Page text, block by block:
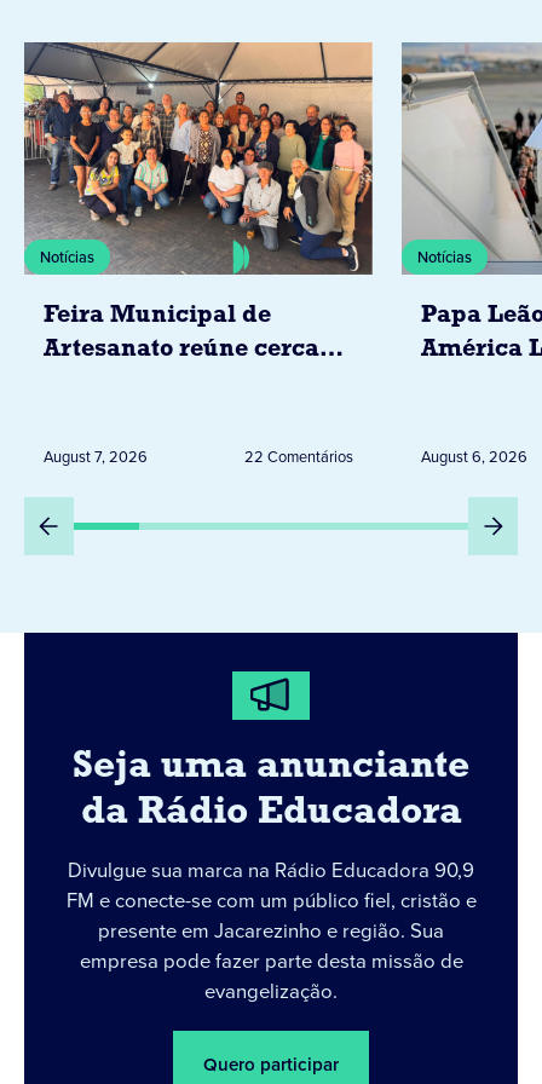
Notícias
Feira Municipal de
Artesanato reúne cerca
August 7, 2026 22 Comentários
Notícias
Papa
América
Peru
August 6, 2026
Seja uma anunciante
da Rádio Educadora
Divulgue sua marca na Rádio Educadora 90,9
FM e conecte-se com um público fiel, cristão e
presente em Jacarezinho e região. Sua
empresa pode fazer parte desta missão de
evangelização.
Quero participar